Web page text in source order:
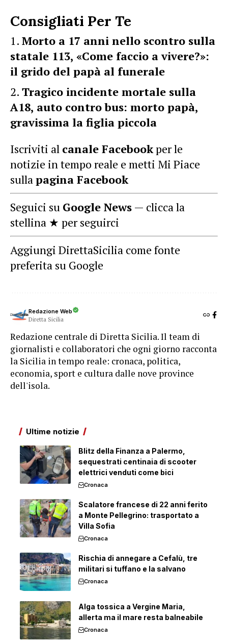
Consigliati Per Te
Morto a 17 anni nello scontro sulla
statale 113, «Come faccio a vivere?»:
il grido del papà al funerale
Tragico incidente mortale sulla
A18, auto contro bus: morto papà,
gravissima la figlia piccola
Iscriviti al canale Facebookper le
notizie in tempo reale e metti Mi Piace
sullapagina Facebook
Seguici su Google News — clicca la
stellina ★ per seguirci
Aggiungi DirettaSicilia come fonte
preferita su Google
Redazione Web
Diretta Sicilia
Redazione centrale di Diretta Sicilia. Il team di
giornalisti e collaboratori che ogni giorno racconta
la Sicilia in tempo reale: cronaca, politica,
economia, sport e cultura dalle nove province
dell'isola.
Ultime notizie
Blitz della Finanza a Palermo,
sequestrati centinaia di scooter
elettrici venduti come bici
Cronaca
Scalatore francese di 22 anni ferito
a Monte Pellegrino: trasportato a
Villa Sofia
Cronaca
Rischia di annegare a Cefalù, tre
militari si tuffano e la salvano
Cronaca
Alga tossica a Vergine Maria,
allerta ma il mare resta balneabile
Cronaca